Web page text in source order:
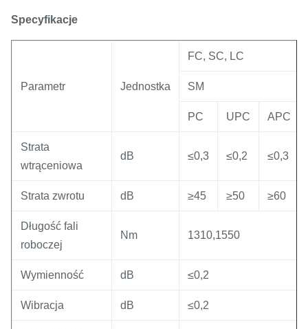
Specyfikacje
Parametr Jednostka
FC, SC, LC
SM
PC UPC APC
Strata
wtrąceniowa
dB ≤0,3 ≤0,2 ≤0,3
Strata zwrotu dB ≥45 ≥50 ≥60
Długość fali
roboczej
Nm 1310,1550
Wymienność dB ≤0,2
Wibracja dB ≤0,2